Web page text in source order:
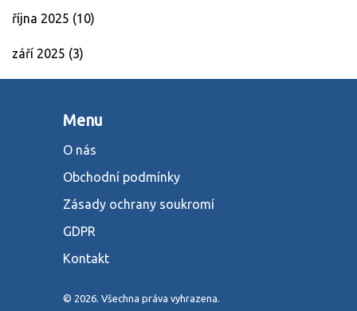
října 2025 (10)
září 2025 (3)
Menu
O nás
Obchodní podmínky
Zásady ochrany soukromí
GDPR
Kontakt
© 2026. Všechna práva vyhrazena.